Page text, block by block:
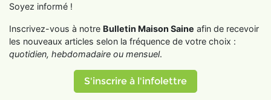
Soyez informé !
Inscrivez-vous à notre Bulletin Maison Saine afin de recevoir
les nouveaux articles selon la fréquence de votre choix :
quotidien, hebdomadaire ou mensuel.
S'inscrire à l'infolettre